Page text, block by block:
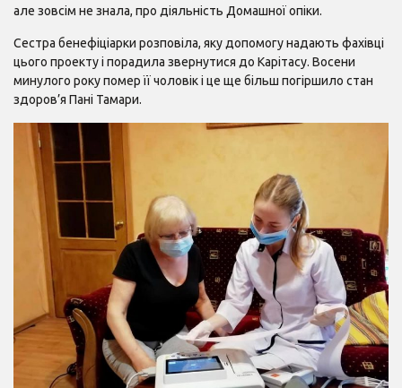
але зовсім не знала, про діяльність Домашної опіки.
Сестра бенефіціарки розповіла, яку допомогу надають фахівці
цього проекту і порадила звернутися до Карітасу. Восени
минулого року помер її чоловік і це ще більш погіршило стан
здоров’я Пані Тамари.